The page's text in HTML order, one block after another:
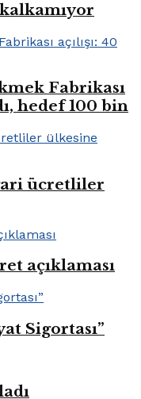
Fabrikası
hedef 100 bin
ücretliler
açıklaması
Sigortası”